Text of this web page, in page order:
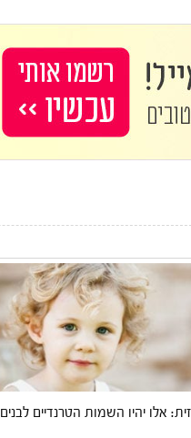
אלו יהיו השמות הטרנדיים לבנים